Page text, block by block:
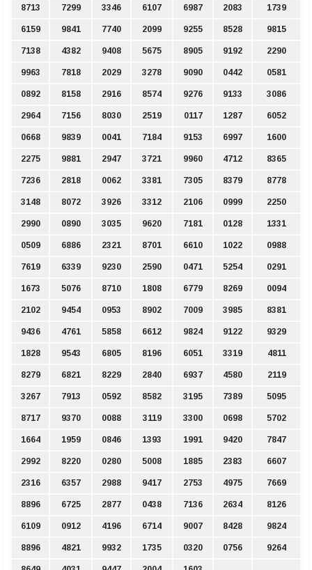
8713 7299 3346 6107 6987 2083 1739
6159 9841 7740 2099 9255 8528 9815
7138 4382 9408 5675 8905 9192 2290
9963 7818 2029 3278 9090 0442 0581
0892 8158 2916 8574 9276 9133 3086
2964 7156 8030 2519 0117 1287 6052
0668 9839 0041 7184 9153 6997 1600
2275 9881 2947 3721 9960 4712 8365
7236 2818 0062 3381 7305 8379 8778
3148 8072 3926 3312 2106 0999 2250
2990 0890 3035 9620 7181 0128 1331
0509 6886 2321 8701 6610 1022 0988
7619 6339 9230 2590 0471 5254 0291
1673 5076 8710 1808 6779 8269 0094
2102 9454 0953 8902 7009 3985 8381
9436 4761 5858 6612 9824 9122 9329
1828 9543 6805 8196 6051 3319 4811
8279 6821 8229 2840 6937 4580 2119
3267 7913 0592 8582 3195 7389 5095
8717 9370 0088 3119 3300 0698 5702
1664 1959 0846 1393 1991 9420 7847
2992 8220 0280 5008 1885 2383 6607
2316 6357 2988 9417 2753 4975 7669
8896 6725 2877 0438 7136 2634 8126
6109 0912 4196 6714 9007 8428 9824
8896 4821 9932 1735 0320 0756 9264